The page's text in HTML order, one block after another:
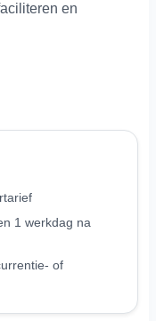
en
1 werkdag na
of